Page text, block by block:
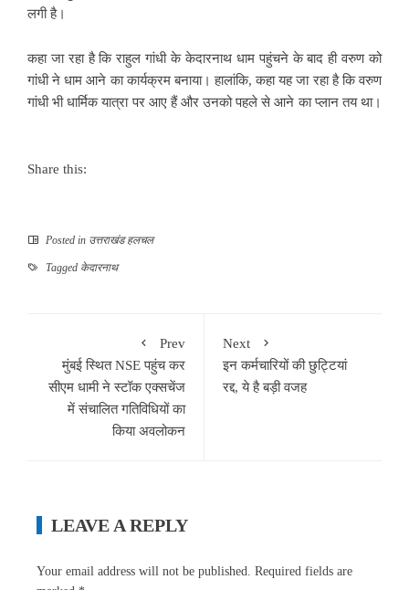
लगी है।
कहा जा रहा है कि राहुल गांधी के केदारनाथ धाम पहुंचने के बाद ही वरुण को
गांधी ने धाम आने का कार्यक्रम बनाया। हालांकि, कहा यह जा रहा है कि वरुण
गांधी भी धार्मिक यात्रा पर आए हैं और उनको पहले से आने का प्लान तय था।
Share this:
Posted in उत्तराखंड हलचल
Tagged केदारनाथ
Prev
मुंबई स्थित NSE पहुंच कर
सीएम धामी ने स्टॉक एक्सचेंज
में संचालित गतिविधियों का
किया अवलोकन
Next
इन कर्मचारियों की छुट्टियां
रद्द, ये है बड़ी वजह
LEAVE A REPLY
Your email address will not be published. Required fields are